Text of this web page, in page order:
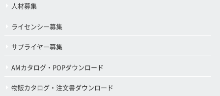
人材募集
ライセンシー募集
サプライヤー募集
AMカタログ・POPダウンロード
物販カタログ・注文書ダウンロード